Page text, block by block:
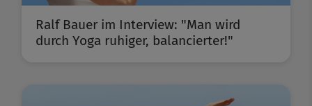
Ralf Bauer im Interview: "Man wird
durch Yoga ruhiger, balancierter!"